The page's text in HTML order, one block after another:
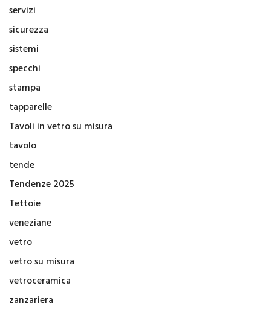
servizi
sicurezza
sistemi
specchi
stampa
tapparelle
Tavoli in vetro su misura
tavolo
tende
Tendenze 2025
Tettoie
veneziane
vetro
vetro su misura
vetroceramica
zanzariera